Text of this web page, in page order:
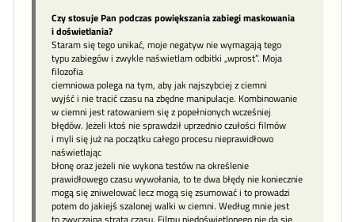
Czy stosuje Pan podczas powiększania zabiegi maskowania
i doświetlania?
Staram się tego unikać, moje negatyw nie wymagają tego
typu zabiegów i zwykle naświetlam odbitki „wprost”. Moja
filozofia
ciemniowa polega na tym, aby jak najszybciej z ciemni
wyjść i nie tracić czasu na zbędne manipulacje. Kombinowanie
w ciemni jest ratowaniem się z popełnionych wcześniej
błędów. Jeżeli ktoś nie sprawdził uprzednio czułości filmów
i myli się już na początku całego procesu nieprawidłowo
naświetlając
błonę oraz jeżeli nie wykona testów na określenie
prawidłowego czasu wywołania, to te dwa błędy nie koniecznie
mogą się zniwelować lecz mogą się zsumować i to prowadzi
potem do jakiejś szalonej walki w ciemni. Według mnie jest